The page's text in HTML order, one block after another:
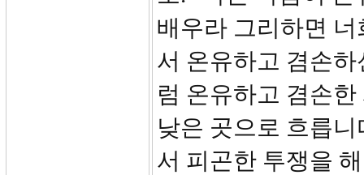
배우라 그리하면
서 온유하고 겸손
럼 온유하고 겸손
낮은 곳으로 흐릅
서 피곤한 투쟁을